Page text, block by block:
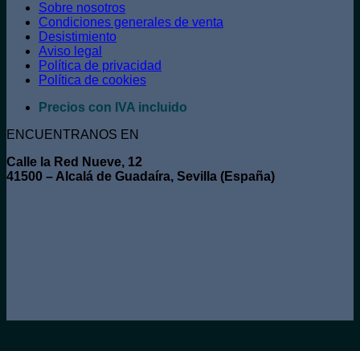
Sobre nosotros
Condiciones generales de venta
Desistimiento
Aviso legal
Política de privacidad
Política de cookies
Precios con IVA incluido
ENCUENTRANOS EN
Calle la Red Nueve, 12
41500 – Alcalá de Guadaíra, Sevilla (España)